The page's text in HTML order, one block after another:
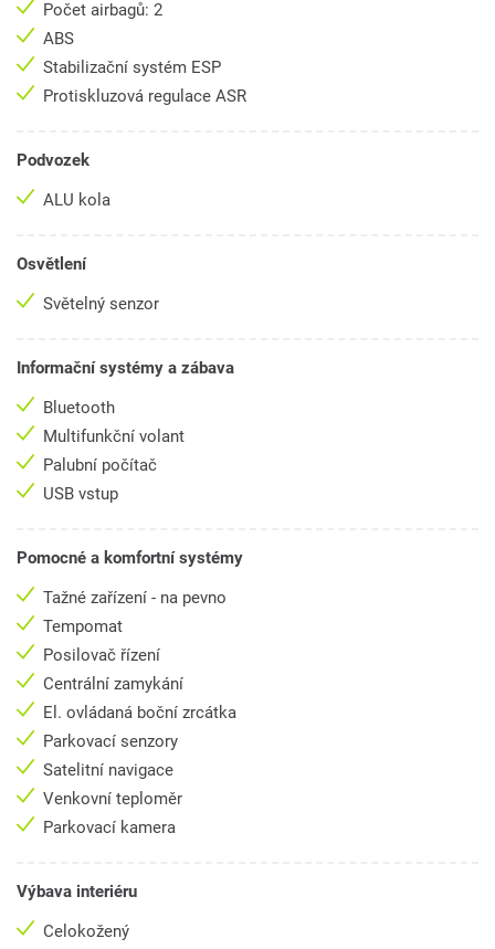
Počet airbagů: 2
ABS
Stabilizační systém ESP
Protiskluzová regulace ASR
Podvozek
ALU kola
Osvětlení
Světelný senzor
Informační systémy a zábava
Bluetooth
Multifunkční volant
Palubní počítač
USB vstup
Pomocné a komfortní systémy
Tažné zařízení - na pevno
Tempomat
Posilovač řízení
Centrální zamykání
El. ovládaná boční zrcátka
Parkovací senzory
Satelitní navigace
Venkovní teploměr
Parkovací kamera
Výbava interiéru
Celokožený